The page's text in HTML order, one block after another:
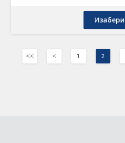
Изабери
<< < 1 2